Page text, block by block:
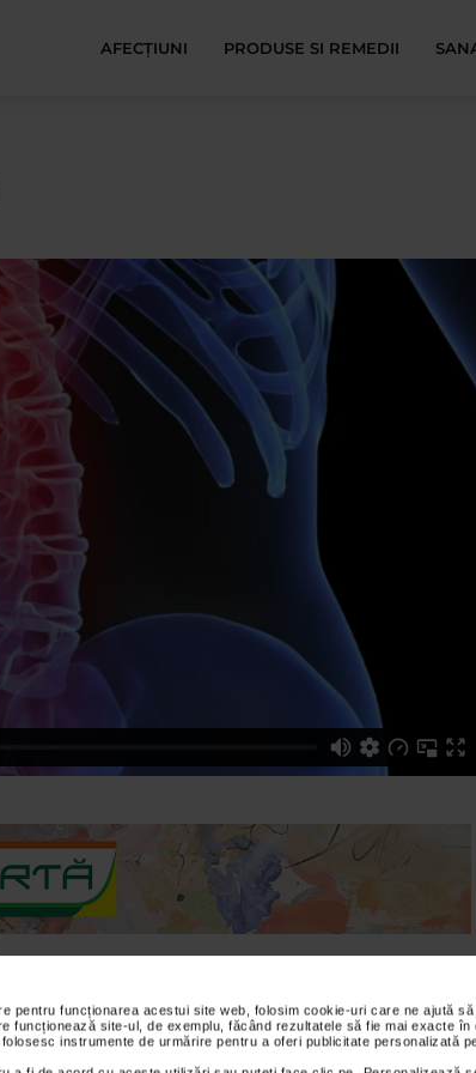
pentru funcționarea acestui site web, folosim cookie-uri care ne ajută
funcționează site-ul, de exemplu, făcând rezultatele să fie mai exacte
instrumente de urmărire pentru a oferi publicitate personalizată
AFECŢIUNI PRODUSE SI REMEDII
Medical MEDAS vorbeste despre consecintele
care permit evidentierea si masurarea gradului ei